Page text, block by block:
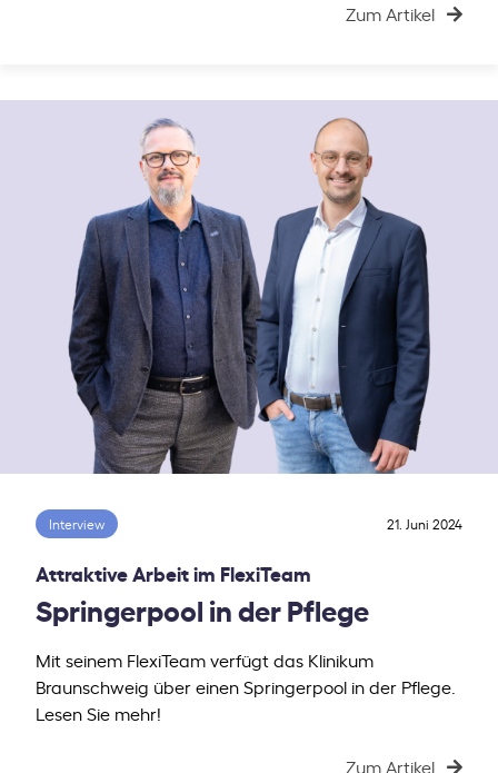
Zum Artikel
Interview 21. Juni 2024
Attraktive Arbeit im FlexiTeam
Springerpool in der Pflege
Mit seinem FlexiTeam verfügt das Klinikum
Braunschweig über einen Springerpool in der Pflege.
Lesen Sie mehr!
Zum Artikel